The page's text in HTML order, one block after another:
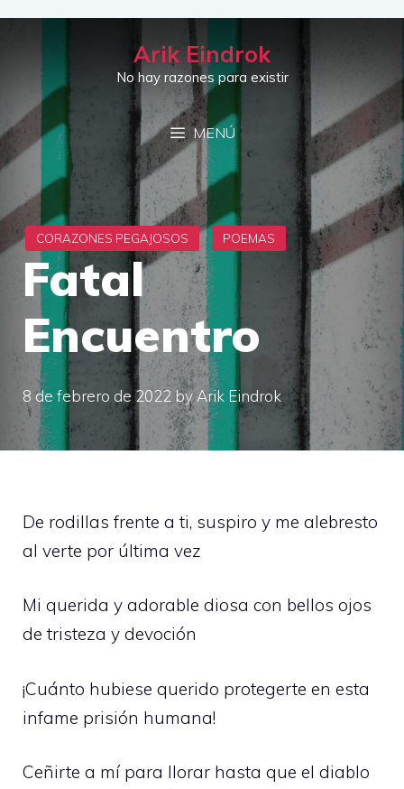
Saltar
contenido
Arik Eindrok
No hay razones para existir
MENÚ
Fatal
Encuentro
8 de febrero de 2022 byArik Eindrok
De rodillas frente a ti, suspiro y me alebresto
al verte por última vez
Mi querida y adorable diosa con bellos ojos
de tristeza y devoción
¡Cuánto hubiese querido protegerte en esta
infame prisión humana!
Ceñirte a mí para llorar hasta que el diablo